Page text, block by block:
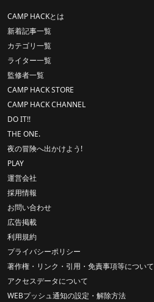
CAMP HACKとは
新着記事一覧
カテゴリ一覧
ライター一覧
監修者一覧
CAMP HACK STORE
CAMP HACK CHANNEL
DO IT!!
THE ONE.
夜の冒険へ出かけよう!
PLAY
運営会社
採用情報
お問い合わせ
広告掲載
利用規約
プライバシーポリシー
著作権・リンク・引用・免責事項等について
アクセスデータについて
WEBプッシュ通知の設定・解除方法